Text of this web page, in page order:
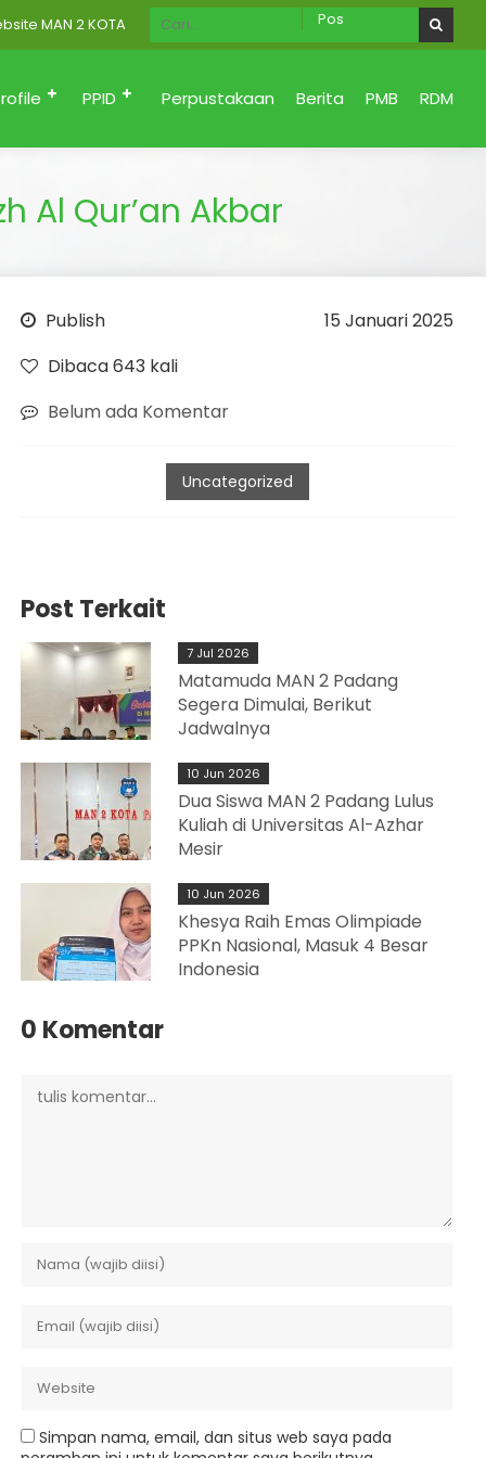
2 KOTA PADANG Menuju Zona Integritas (Bersih dari korupsi,
PPID Perpustakaan Berita PMB RDM
Al Qur’an Akbar
Publish
15 Januari 2025
Dibaca 643 kali
Belum ada Komentar
Uncategorized
Post Terkait
7 Jul 2026
Matamuda MAN 2 Padang
Segera Dimulai, Berikut
Jadwalnya
10 Jun 2026
Dua Siswa MAN 2 Padang Lulus
Kuliah di Universitas Al-Azhar
Mesir
10 Jun 2026
Khesya Raih Emas Olimpiade
PPKn Nasional, Masuk 4 Besar
Indonesia
0 Komentar
Simpan nama, email, dan situs web saya pada